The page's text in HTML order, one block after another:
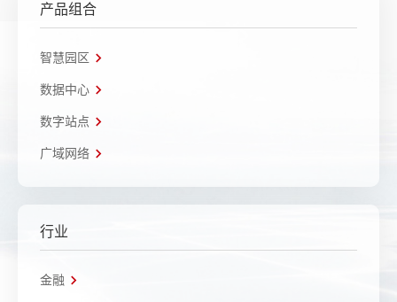
产品组合
智慧园区
数据中心
数字站点
广域网络
行业
金融